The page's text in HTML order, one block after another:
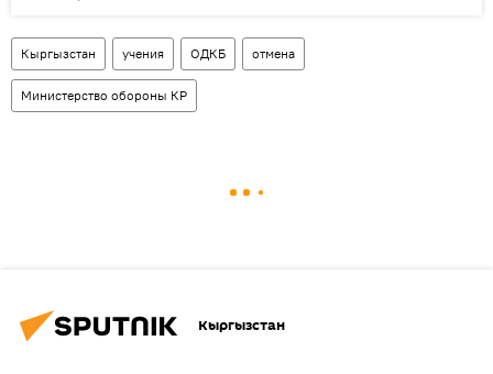
Кыргызстан учения ОДКБ отмена
Министерство обороны КР
Кыргызстан